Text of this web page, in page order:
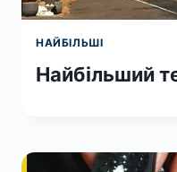
НАЙБІЛЬШІ
Найбільший